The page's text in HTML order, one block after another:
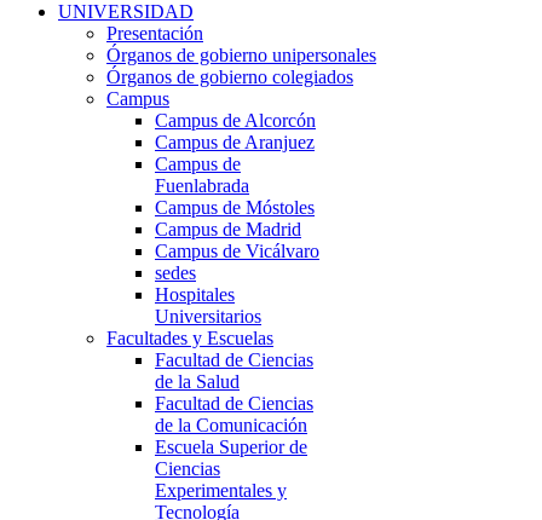
UNIVERSIDAD
Presentación
Órganos de gobierno unipersonales
Órganos de gobierno colegiados
Campus
Campus de Alcorcón
Campus de Aranjuez
Campus de
Fuenlabrada
Campus de Móstoles
Campus de Madrid
Campus de Vicálvaro
sedes
Hospitales
Universitarios
Facultades y Escuelas
Facultad de Ciencias
de la Salud
Facultad de Ciencias
de la Comunicación
Escuela Superior de
Ciencias
Experimentales y
Tecnología